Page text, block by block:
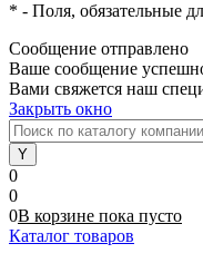
* - Поля, обязательные
Сообщение отправлено
Ваше сообщение
Вами свяжется наш
Закрыть окно
0
0
0В корзине пока пусто
Каталог товаров